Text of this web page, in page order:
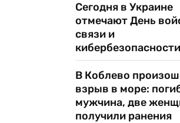
Сегодня в Украине
отмечают День
связи и
В Коблево
взрыв в море:
мужчина, две
получили ранения